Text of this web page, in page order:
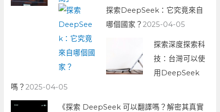
探索DeepSeek：它究竟來自
哪個國家？2025-04-05
探索深度探索科
技：台灣可以使
用DeepSeek
嗎？2025-04-05
《探索 DeepSeek 可以翻譯嗎？解密其真實